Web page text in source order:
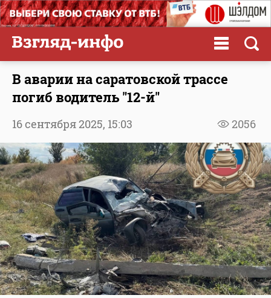
В аварии на саратовской трассе
погиб водитель "12-й"
2056
16 сентября 2025, 15:03